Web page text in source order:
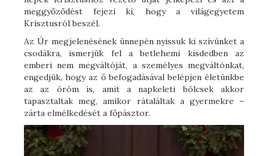
meggyőződést fejezi ki, hogy a világegyetem
Krisztusról beszél.
Az Úr megjelenésének ünnepén nyissuk ki szívünket a
csodákra, ismerjük fel a betlehemi kisdedben az
emberi nem megváltóját, a személyes megváltónkat,
engedjük, hogy az ő befogadásával belépjen életünkbe
az az öröm is, amit a napkeleti bölcsek akkor
tapasztaltak meg, amikor rátaláltak a gyermekre –
zárta elmélkedését a főpásztor.